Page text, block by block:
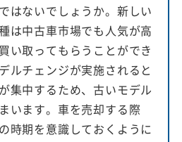
はないでしょうか。新しい
は中古車市場でも人気が高
い取ってもらうことができ
ルチェンジが実施されると
集中するため、古いモデル
います。車を売却する際
時期を意識しておくように